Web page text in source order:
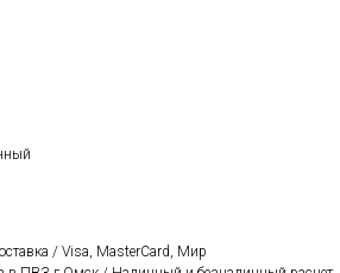
/ Visa, MasterCard, Мир